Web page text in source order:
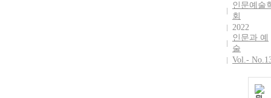
인문예술
회
2022
인문과 예
술
Vol.-